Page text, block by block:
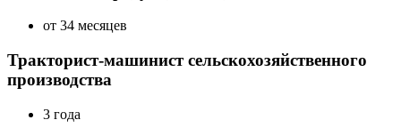
от 34 месяцев
Тракторист-машинист сельскохозяйственного
производства
3 года